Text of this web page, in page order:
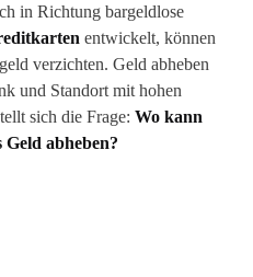
in Richtung bargeldlose
entwickelt, können
verzichten. Geld abheben
und Standort mit hohen
sich die Frage: Wo kann
Geld abheben?